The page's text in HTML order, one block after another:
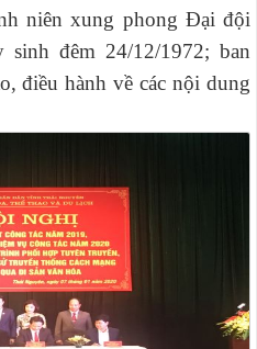
niên xung phong Đại đội
đêm 24/12/1972; ban
điều hành về các nội dung